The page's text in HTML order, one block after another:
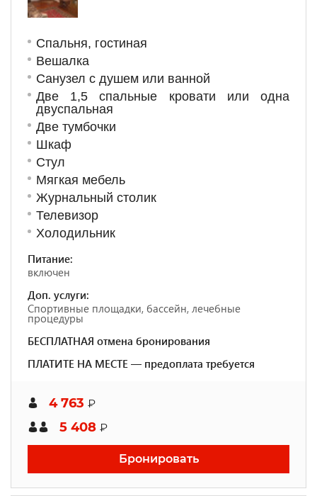
Спальня, гостиная
Вешалка
Санузел с душем или ванной
Две 1,5 спальные кровати или одна
двуспальная
Две тумбочки
Шкаф
Стул
Мягкая мебель
Журнальный столик
Телевизор
Холодильник
Питание:
включен
Доп. услуги:
Спортивные площадки, бассейн, лечебные
процедуры
БЕСПЛАТНАЯ отмена бронирования
ПЛАТИТЕ НА МЕСТЕ — предоплата требуется
4 763 ₽
5 408 ₽
Бронировать